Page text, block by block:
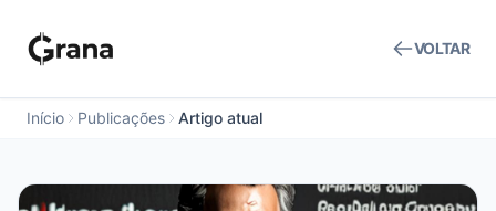
VOLTAR
Início Publicações Artigo atual